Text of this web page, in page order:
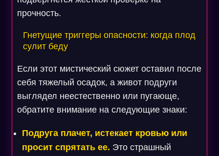
прочность.
Гнетущие триггеры опасности: когда плод
сулит беду
Если этот мистический сюжет оставил после
себя тяжелый осадок, а живот подруги
выглядел неестественно или пугающе,
обратите внимание на следующие знаки:
Подруга плачет, истекает кровью или
просит спрятать ее. Это страшный